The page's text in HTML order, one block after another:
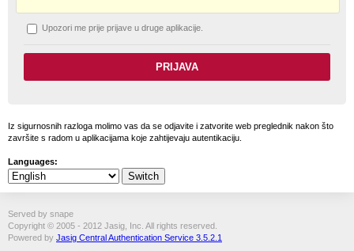
Upozori me prije prijave u druge aplikacije.
Iz sigurnosnih razloga molimo vas da se odjavite i zatvorite web preglednik nakon što
završite s radom u aplikacijama koje zahtijevaju autentikaciju.
Languages:
Served by snape
Copyright © 2005 - 2012 Jasig, Inc. All rights reserved.
Powered by Jasig Central Authentication Service 3.5.2.1